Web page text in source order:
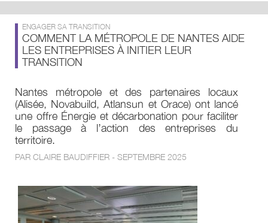
ENGAGER SA TRANSITION
COMMENT LA MÉTROPOLE DE NANTES AIDE
LES ENTREPRISES À INITIER LEUR
TRANSITION
Nantes métropole et des partenaires locaux
(Alisée, Novabuild, Atlansun et Orace) ont lancé
une offre Énergie et décarbonation pour faciliter
le passage à l’action des entreprises du
territoire.
PAR CLAIRE BAUDIFFIER - SEPTEMBRE 2025